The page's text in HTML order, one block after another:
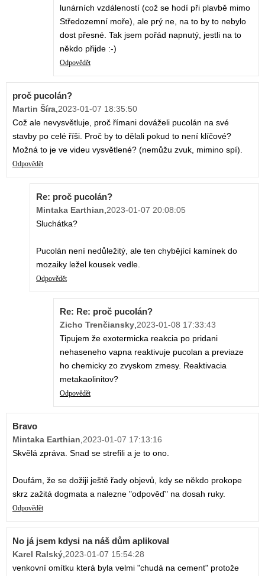
lunárních vzdáleností (což se hodí při plavbě mimo
Středozemní moře), ale prý ne, na to by to nebylo
dost přesné. Tak jsem pořád napnutý, jestli na to
někdo přijde :-)
Odpovědět
proč pucolán?
Martin Šíra 2023-01-07 18:35:50
Což ale nevysvětluje, proč římani dováželi pucolán na své
stavby po celé říši. Proč by to dělali pokud to není klíčové?
Možná to je ve videu vysvětlené? (nemůžu zvuk, mimino spí).
Odpovědět
Re: proč pucolán?
Mintaka Earthian 2023-01-07 20:08:05
Sluchátka?
Pucolán není nedůležitý, ale ten chybějící kamínek do
mozaiky ležel kousek vedle.
Odpovědět
Re: Re: proč pucolán?
Zicho Trenčiansky 2023-01-08 17:33:43
Tipujem že exotermicka reakcia po pridani
nehaseneho vapna reaktivuje pucolan a previaze
ho chemicky zo zvyskom zmesy. Reaktivacia
metakaolinitov?
Odpovědět
Bravo
Mintaka Earthian 2023-01-07 17:13:16
Skvělá zpráva. Snad se strefili a je to ono.
Doufám, že se dožiji ještě řady objevů, kdy se někdo prokope
skrz zažitá dogmata a nalezne "odpověď" na dosah ruky.
Odpovědět
No já jsem kdysi na náš dům aplikoval
Karel Ralský 2023-01-07 15:54:28
venkovní omítku která byla velmi "chudá na cement" protože